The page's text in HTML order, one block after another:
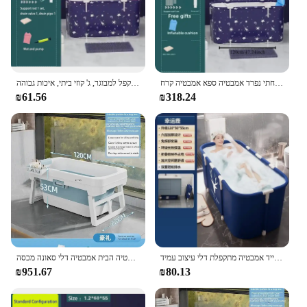
₪61.56
אמבט מתקפל נייד, אמבטיה מתקפל, אמבטיה מתקפל, חדר אמבטיה משפחתי משפחתי נפרד אמבטיה ספא אמבטיה קרח
₪318.24
₪951.67
אמבטיה סוגר אלומיניום מקלחת גדולה חבית עבות אמבטיה נייד אמבטיה מתקפלת דלי עיצוב עמיד
₪80.13